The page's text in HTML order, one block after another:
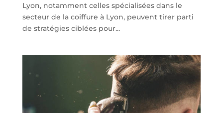
Lyon, notamment celles spécialisées dans le
secteur de la coiffure à Lyon, peuvent tirer parti
de stratégies ciblées pour...